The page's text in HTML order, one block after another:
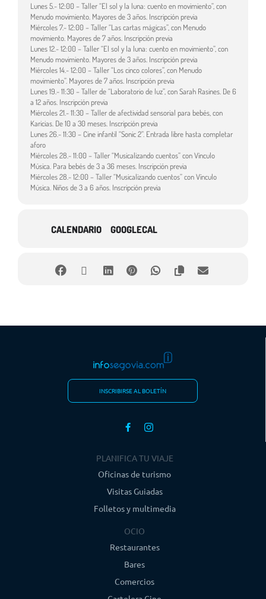
Lunes 5.- 12:00 – Taller “El sol y la luna: cuento en movimiento”, con
Menudo movimiento. Mayores de 3 años. Inscripción previa
Miércoles 7.- 12:00 – Taller “Las cartas mágicas”, con Menudo
movimiento. Mayores de 7 años. Inscripción previa
Lunes 12.- 12:00 – Taller “El sol y la luna: cuento en movimiento”, con
Menudo movimiento. Mayores de 3 años. Inscripción previa
Miércoles 14.- 12:00 – Taller “Los cinco colores”, con Menudo
movimiento”. Mayores de 7 años. Inscripción previa
Lunes 19.- 11:30 – Taller de “Laboratorio de luz”, con Sarah Rasines. De 6
a 12 años. Inscripción previa
Miércoles 21.- 11:30 – Taller de afectividad sensorial para bebés, con
Karicias. De 10 a 30 meses. Inscripción previa
Lunes 26.- 11:30 – Cine infantil “Sonic 2”. Entrada libre hasta completar
aforo
Miércoles 28.- 11:00 – Taller “Musicalizando cuentos” con Vínculo
Música. Para bebés de 3 a 36 meses. Inscripción previa
Miércoles 28.- 12:00 – Taller “Musicalizando cuentos” con Vínculo
Música. Niños de 3 a 6 años. Inscripción previa
CALENDARIO GOOGLECAL
INSCRIBIRSE AL BOLETÍN
PLANIFICA TU VIAJE
Oficinas de turismo
Visitas Guiadas
Folletos y multimedia
OCIO
Restaurantes
Bares
Comercios